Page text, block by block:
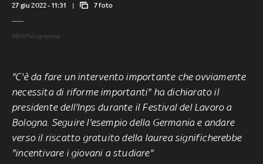
27 giu 2022 - 11:31 7 foto
©IPA/Fotogramma
"C'è da fare un intervento importante che ovviamente
necessita di riforme importanti" ha dichiarato il
presidente dell'Inps durante il Festival del Lavoro a
Bologna. Seguire l'esempio della Germania e andare
verso il riscatto gratuito della laurea significherebbe
"incentivare i giovani a studiare"